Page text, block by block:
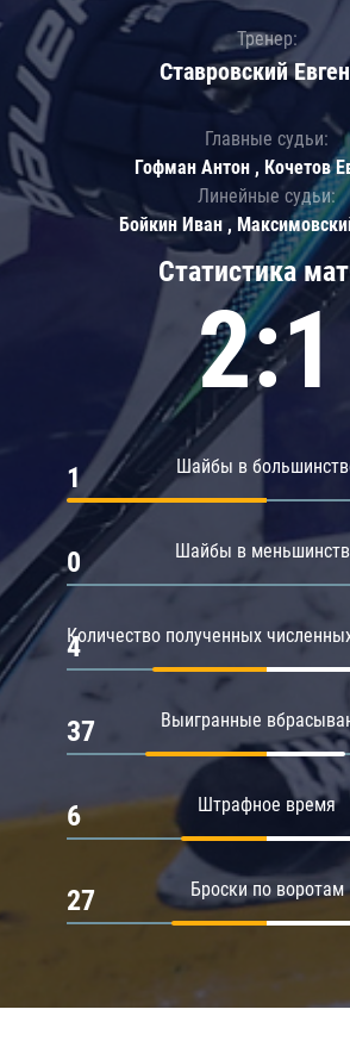
Статистика
2:1
Шайбы в
1
Шайбы в
0
Количество полученных
4
Выигранные
37
Штрафное время
6
Броски по воротам
27
Тренер:
Ставровский
Главные судьи:
Гофман Антон , Кочетов
Линейные судьи:
Бойкин Иван ,